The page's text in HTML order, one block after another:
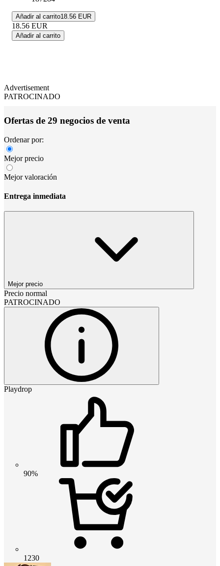
Añadir al carrito18.56 EUR
18.56 EUR
Añadir al carrito
Advertisement
PATROCINADO
Ofertas de 29 negocios de venta
Ordenar por:
Mejor precio
Mejor valoración
Entrega inmediata
Mejor precio
Precio normal
PATROCINADO
Playdrop
90%
1230